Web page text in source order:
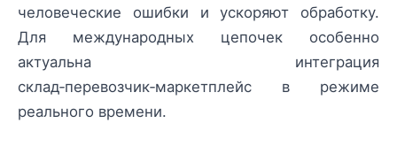
человеческие ошибки и ускоряют обработку.
Для международных цепочек особенно
актуальна интеграция
склад‑перевозчик‑маркетплейс в режиме
реального времени.